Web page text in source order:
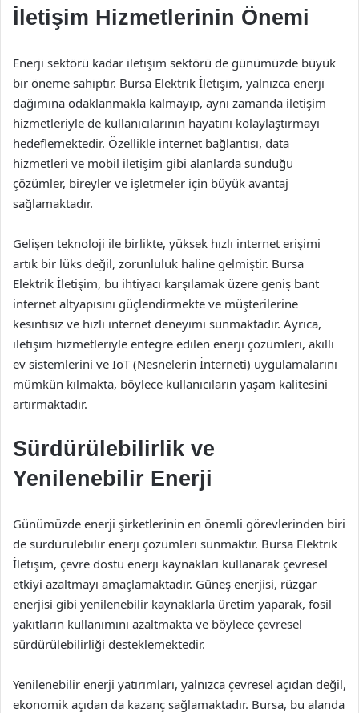
İletişim Hizmetlerinin Önemi
Enerji sektörü kadar iletişim sektörü de günümüzde büyük
bir öneme sahiptir. Bursa Elektrik İletişim, yalnızca enerji
dağımına odaklanmakla kalmayıp, aynı zamanda iletişim
hizmetleriyle de kullanıcılarının hayatını kolaylaştırmayı
hedeflemektedir. Özellikle internet bağlantısı, data
hizmetleri ve mobil iletişim gibi alanlarda sunduğu
çözümler, bireyler ve işletmeler için büyük avantaj
sağlamaktadır.
Gelişen teknoloji ile birlikte, yüksek hızlı internet erişimi
artık bir lüks değil, zorunluluk haline gelmiştir. Bursa
Elektrik İletişim, bu ihtiyacı karşılamak üzere geniş bant
internet altyapısını güçlendirmekte ve müşterilerine
kesintisiz ve hızlı internet deneyimi sunmaktadır. Ayrıca,
iletişim hizmetleriyle entegre edilen enerji çözümleri, akıllı
ev sistemlerini ve IoT (Nesnelerin İnterneti) uygulamalarını
mümkün kılmakta, böylece kullanıcıların yaşam kalitesini
artırmaktadır.
Sürdürülebilirlik ve
Yenilenebilir Enerji
Günümüzde enerji şirketlerinin en önemli görevlerinden biri
de sürdürülebilir enerji çözümleri sunmaktır. Bursa Elektrik
İletişim, çevre dostu enerji kaynakları kullanarak çevresel
etkiyi azaltmayı amaçlamaktadır. Güneş enerjisi, rüzgar
enerjisi gibi yenilenebilir kaynaklarla üretim yaparak, fosil
yakıtların kullanımını azaltmakta ve böylece çevresel
sürdürülebilirliği desteklemektedir.
Yenilenebilir enerji yatırımları, yalnızca çevresel açıdan değil,
ekonomik açıdan da kazanç sağlamaktadır. Bursa, bu alanda